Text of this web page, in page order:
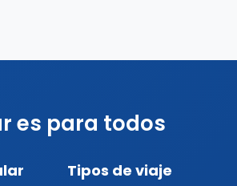
es para todos
Tipos de viaje